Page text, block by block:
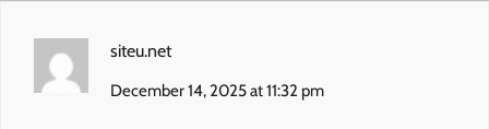
siteu.net
December 14, 2025 at 11:32 pm